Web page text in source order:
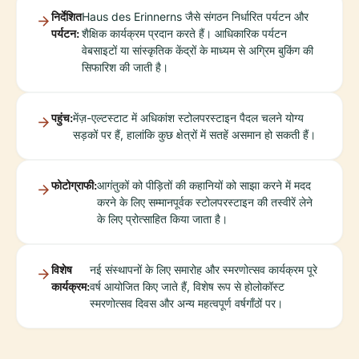
निर्देशित
पर्यटन:
Haus des Erinnerns जैसे संगठन निर्धारित पर्यटन और
शैक्षिक कार्यक्रम प्रदान करते हैं। आधिकारिक पर्यटन
वेबसाइटों या सांस्कृतिक केंद्रों के माध्यम से अग्रिम बुकिंग की
सिफारिश की जाती है।
पहुंच:मेंज़-एल्टस्टाट में अधिकांश स्टोलपरस्टाइन पैदल चलने योग्य
सड़कों पर हैं, हालांकि कुछ क्षेत्रों में सतहें असमान हो सकती हैं।
फोटोग्राफी:आगंतुकों को पीड़ितों की कहानियों को साझा करने में मदद
करने के लिए सम्मानपूर्वक स्टोलपरस्टाइन की तस्वीरें लेने
के लिए प्रोत्साहित किया जाता है।
विशेष
कार्यक्रम:
नई संस्थापनों के लिए समारोह और स्मरणोत्सव कार्यक्रम पूरे
वर्ष आयोजित किए जाते हैं, विशेष रूप से होलोकॉस्ट
स्मरणोत्सव दिवस और अन्य महत्वपूर्ण वर्षगाँठों पर।